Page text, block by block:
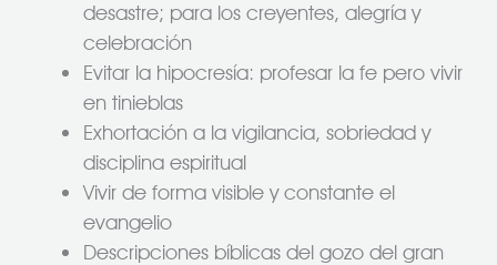
desastre; para los creyentes, alegría y
celebración
Evitar la hipocresía: profesar la fe pero vivir
en tinieblas
Exhortación a la vigilancia, sobriedad y
disciplina espiritual
Vivir de forma visible y constante el
evangelio
Descripciones bíblicas del gozo del gran